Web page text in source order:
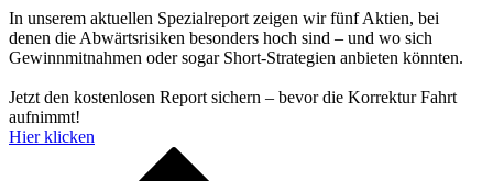
In unserem aktuellen Spezialreport zeigen wir fünf Aktien, bei
denen die Abwärtsrisiken besonders hoch sind – und wo sich
Gewinnmitnahmen oder sogar Short-Strategien anbieten könnten.
Jetzt den kostenlosen Report sichern – bevor die Korrektur Fahrt
aufnimmt!
Hier klicken